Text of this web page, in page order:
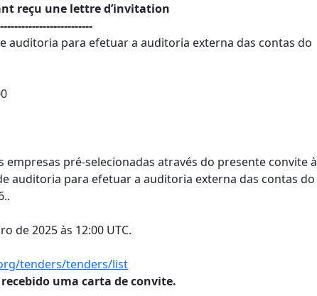
reçu une lettre d’invitation
auditoria para efetuar a auditoria externa das contas do
empresas pré-selecionadas através do presente convite à
auditoria para efetuar a auditoria externa das contas do
de 2025 às 12:00 UTC.
tenders/tenders/list
uma carta de convite.